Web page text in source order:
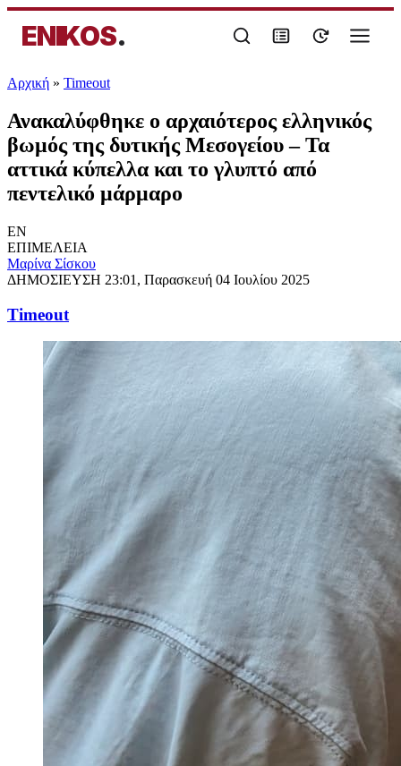
ENIKOS.
Αρχική » Timeout
Ανακαλύφθηκε ο αρχαιότερος ελληνικός
βωμός της δυτικής Μεσογείου – Τα
αττικά κύπελλα και το γλυπτό από
πεντελικό μάρμαρο
EN
ΕΠΙΜΕΛΕΙΑ
Μαρίνα Σίσκου
ΔΗΜΟΣΙΕΥΣΗ 23:01, Παρασκευή 04 Ιουλίου 2025
Timeout